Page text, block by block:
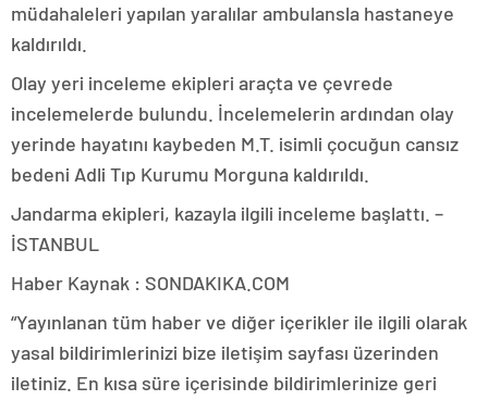
müdahaleleri yapılan yaralılar ambulansla hastaneye
kaldırıldı.
Olay yeri inceleme ekipleri araçta ve çevrede
incelemelerde bulundu. İncelemelerin ardından olay
yerinde hayatını kaybeden M.T. isimli çocuğun cansız
bedeni Adli Tıp Kurumu Morguna kaldırıldı.
Jandarma ekipleri, kazayla ilgili inceleme başlattı. –
İSTANBUL
Haber Kaynak : SONDAKIKA.COM
“Yayınlanan tüm haber ve diğer içerikler ile ilgili olarak
yasal bildirimlerinizi bize iletişim sayfası üzerinden
iletiniz. En kısa süre içerisinde bildirimlerinize geri